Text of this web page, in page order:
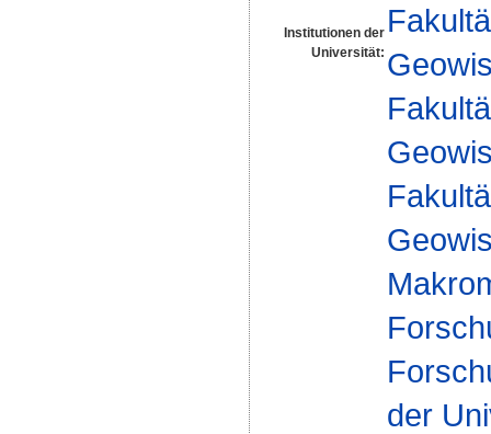
Institutionen der
Universität:
der